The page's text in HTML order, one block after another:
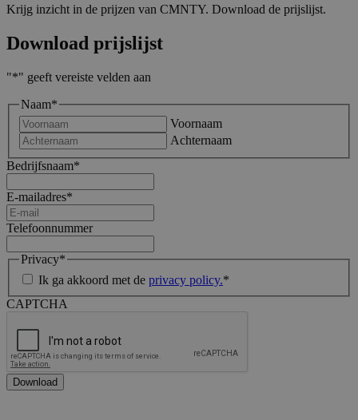
Krijg inzicht in de prijzen van CMNTY. Download de prijslijst.
Download prijslijst
"*" geeft vereiste velden aan
Naam*
Voornaam
Achternaam
Bedrijfsnaam*
E-mailadres*
Telefoonnummer
Privacy*
Ik ga akkoord met de privacy policy.*
CAPTCHA
Download